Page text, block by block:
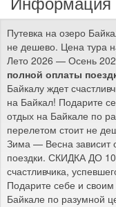
Путевка на озеро
не дешево. Цена тура
Лето 2026 — Осень
полной оплаты
Байкалу ждет
на Байкал! Подарите
отдых на Байкале по
перелетом стоит не
Зима — Весна зависит
поездки. СКИДКА ДО
счастливчика,
Подарите себе и
Байкале по разумной